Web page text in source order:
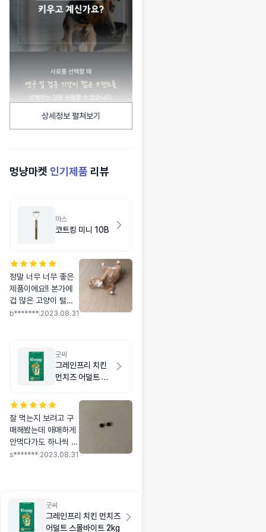
상세정보 펼쳐보기
멍냥마켓 인기제품 리뷰
마스
코트킹 미니 10B
정말 너무 너무 좋은
제품이에요!! 본가에
겁 많은 고양이 털이
갑자기 다 엉켜서 어
방법 밖에 없었는데,
(네이버에 검색하다가
발견하고 구매했고요)
행히 다 풀었어요.🙂
🙂🙂 바리깡도 시켰
는데 배송이 늦어서
못쓰고 빗으로 풀었어
요. 바리깡 안온게 천
힘들었었는지 참고 잘
버텨줬어요! 중간 중
간 심하게 엉킨건 잘
b******* 2023.08.31
굿씨
그레인프리 치킨
먼치즈 어덜트 라
잘 먹는지 보려고 구
매해봤는데 애매하게
안먹다가도 하나씩 먹
고..별로 안좋아하는
s******* 2023.08.31
굿씨
그레인프리 치킨 먼치즈
어덜트 스몰바이트 2kg